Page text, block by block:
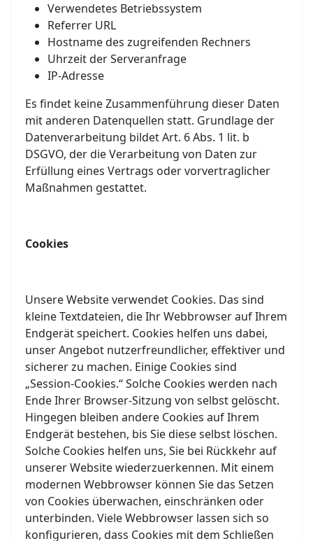
Verwendetes Betriebssystem
Referrer URL
Hostname des zugreifenden Rechners
Uhrzeit der Serveranfrage
IP-Adresse
Es findet keine Zusammenführung dieser Daten
mit anderen Datenquellen statt. Grundlage der
Datenverarbeitung bildet Art. 6 Abs. 1 lit. b
DSGVO, der die Verarbeitung von Daten zur
Erfüllung eines Vertrags oder vorvertraglicher
Maßnahmen gestattet.
Cookies
Unsere Website verwendet Cookies. Das sind
kleine Textdateien, die Ihr Webbrowser auf Ihrem
Endgerät speichert. Cookies helfen uns dabei,
unser Angebot nutzerfreundlicher, effektiver und
sicherer zu machen. Einige Cookies sind
„Session-Cookies.“ Solche Cookies werden nach
Ende Ihrer Browser-Sitzung von selbst gelöscht.
Hingegen bleiben andere Cookies auf Ihrem
Endgerät bestehen, bis Sie diese selbst löschen.
Solche Cookies helfen uns, Sie bei Rückkehr auf
unserer Website wiederzuerkennen. Mit einem
modernen Webbrowser können Sie das Setzen
von Cookies überwachen, einschränken oder
unterbinden. Viele Webbrowser lassen sich so
konfigurieren, dass Cookies mit dem Schließen